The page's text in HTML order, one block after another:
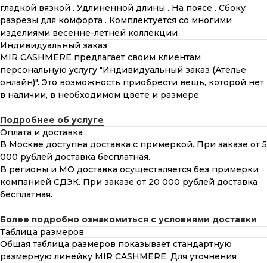
гладкой вязкой . Удлиненной длины . На поясе . Сбоку
разрезы для комфорта . Комплектуется со многими
изделиями весенне-летней коллекции .
Индивидуальный заказ
MIR CASHMERE предлагает своим клиентам
персональную услугу "Индивидуальный заказ (Ателье
онлайн)". Это возможность приобрести вещь, которой нет
в наличии, в необходимом цвете и размере.
Подробнее об услуге
Оплата и доставка
В Москве доступна доставка с примеркой. При заказе от 5
000 рублей доставка бесплатная.
В регионы и МО доставка осуществляется без примерки
компанией СДЭК. При заказе от 20 000 рублей доставка
бесплатная.
Более подробно ознакомиться с условиями доставки
Таблица размеров
Общая таблица размеров показывает стандартную
размерную линейку MIR CASHMERE. Для уточнения